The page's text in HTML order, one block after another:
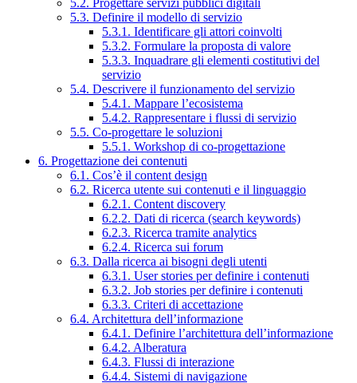
5.3. Definire il modello di servizio
5.3.1. Identificare gli attori coinvolti
5.3.2. Formulare la proposta di valore
5.3.3. Inquadrare gli elementi costitutivi del
servizio
5.4. Descrivere il funzionamento del servizio
5.4.1. Mappare l’ecosistema
5.4.2. Rappresentare i flussi di servizio
5.5. Co-progettare le soluzioni
5.5.1. Workshop di co-progettazione
6. Progettazione dei contenuti
6.1. Cos’è il content design
6.2. Ricerca utente sui contenuti e il linguaggio
6.2.1. Content discovery
6.2.2. Dati di ricerca (search keywords)
6.2.3. Ricerca tramite analytics
6.2.4. Ricerca sui forum
6.3. Dalla ricerca ai bisogni degli utenti
6.3.1. User stories per definire i contenuti
6.3.2. Job stories per definire i contenuti
6.3.3. Criteri di accettazione
6.4. Architettura dell’informazione
6.4.1. Definire l’architettura dell’informazione
6.4.2. Alberatura
6.4.3. Flussi di interazione
6.4.4. Sistemi di navigazione